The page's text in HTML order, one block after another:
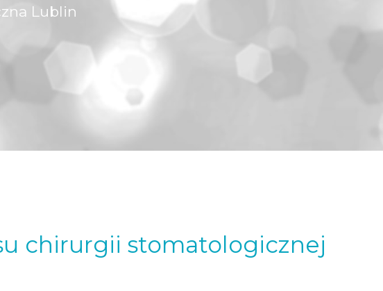
Lublin
chirurgii stomatologicznej